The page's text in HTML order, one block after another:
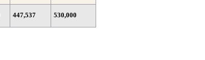
447,537 530,000